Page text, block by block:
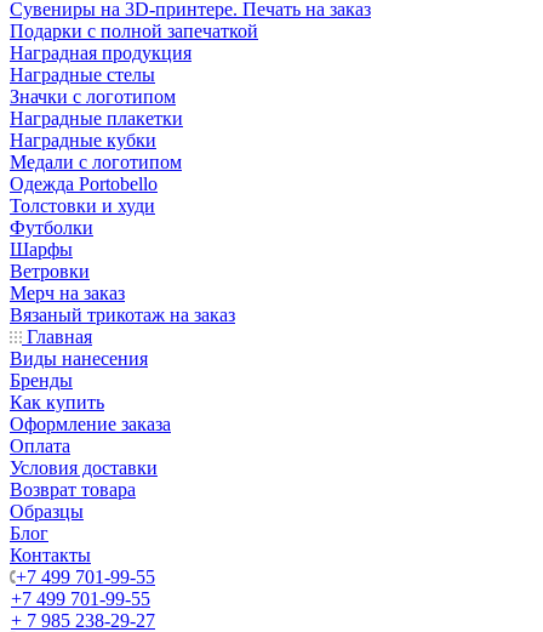
Сувениры на 3D-принтере. Печать на заказ
Подарки с полной запечаткой
Наградная продукция
Наградные стелы
Значки с логотипом
Наградные плакетки
Наградные кубки
Медали с логотипом
Одежда Portobello
Толстовки и худи
Футболки
Шарфы
Ветровки
Мерч на заказ
Вязаный трикотаж на заказ
Главная
Виды нанесения
Бренды
Как купить
Оформление заказа
Оплата
Условия доставки
Возврат товара
Образцы
Блог
Контакты
+7 499 701-99-55
+7 499 701-99-55
+ 7 985 238-29-27